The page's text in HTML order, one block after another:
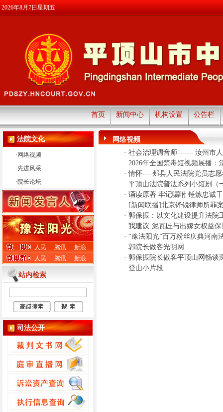
2026年8月7日星期五
首页 新闻中心 机构设置 公告栏
法院文化
· 网络视频
·先进风采
·院长论坛
人民 腾讯
新浪
人民
腾讯 新浪
站内检索
司法公开
网络视频
· 社会治理调音师 —— 汝州市
· 2026年全国禁毒短视频展播：
· 情怀----郏县人民法院党员志
· 平顶山法院普法系列小短剧（
· 诵读原著 牢记嘱咐 锤炼忠诚
· [新闻联播]北京锋锐律师所罪
· 郭保振：以文化建设提升法院
· 我建议·泥瓦匠与出嫁女权益保
· “豫法阳光”百万粉丝庆典河南
· 郭院长做客光明网
· 郭保振院长做客平顶山网畅谈
· 登山小片段